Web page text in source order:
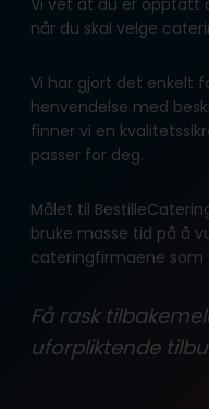
Vi vet at du er opptatt
når du skal velge
Vi har gjort det enkelt
henvendelse med
finner vi en
passer for deg.
Målet til
bruke masse tid på å
cateringfirmaene som
Få rask
uforpliktende